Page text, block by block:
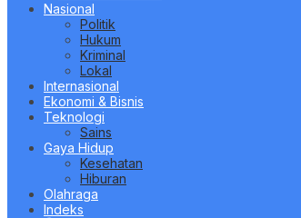
Nasional
Politik
Hukum
Kriminal
Lokal
Internasional
Ekonomi & Bisnis
Teknologi
Sains
Gaya Hidup
Kesehatan
Hiburan
Olahraga
Indeks